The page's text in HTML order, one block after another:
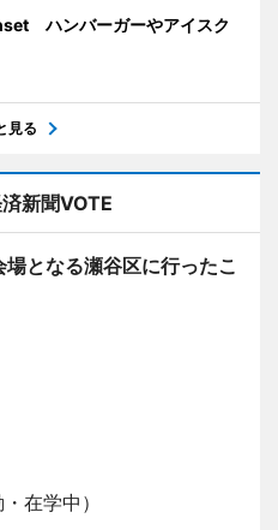
ハンバーガーやアイスク
見る
新聞VOTE
となる瀬谷区に行ったこ
在学中）